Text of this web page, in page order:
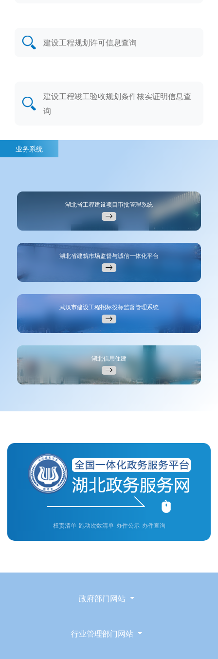
建设工程规划许可信息查询
建设工程竣工验收规划条件核实证明信息查
询
业务系统
湖北省工程建设项目审批管理系统
湖北省建筑市场监督与诚信一体化平台
武汉市建设工程招标投标监督管理系统
湖北信用住建
权责清单 跑动次数清单 办件公示 办件查询
政府部门网站
行业管理部门网站